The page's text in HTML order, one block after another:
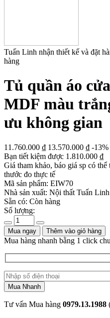
Tuấn Linh nhận thiết kế và đặt
hàng
Tủ quần áo
MDF màu
ưu không gian
11.760.000 ₫ 13.570.000 ₫ -13%
Bạn tiết kiệm được 1.810.000 ₫
Giá tham khảo, báo giá sp có
thước đo thực tế
Mã sản phẩm: EIW70
Nhà sản xuất: Nội thất Tuấn Linh
Sẵn có: Còn hàng
Số lượng:
Mua ngay Thêm vào giỏ hàng
Mua hàng nhanh bằng 1 click
Tư vấn Mua hàng 0979.13.1988